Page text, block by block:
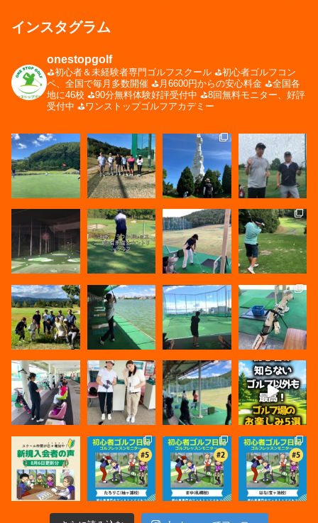
インスタグラム
onestopgolf
⛳️初心者＆未経験者専門ゴルフスクール ⛳️初心者ゴルフコン
ペ、全国で毎月多数開催 ⛳️月6600円からの安心料金 ⛳️全国各
地に46校 ⛳️90分無料体験好評受付中 ⛳️8回無料モニター、好評
受付中 ⛳️ワンストップゴルフアカデミー